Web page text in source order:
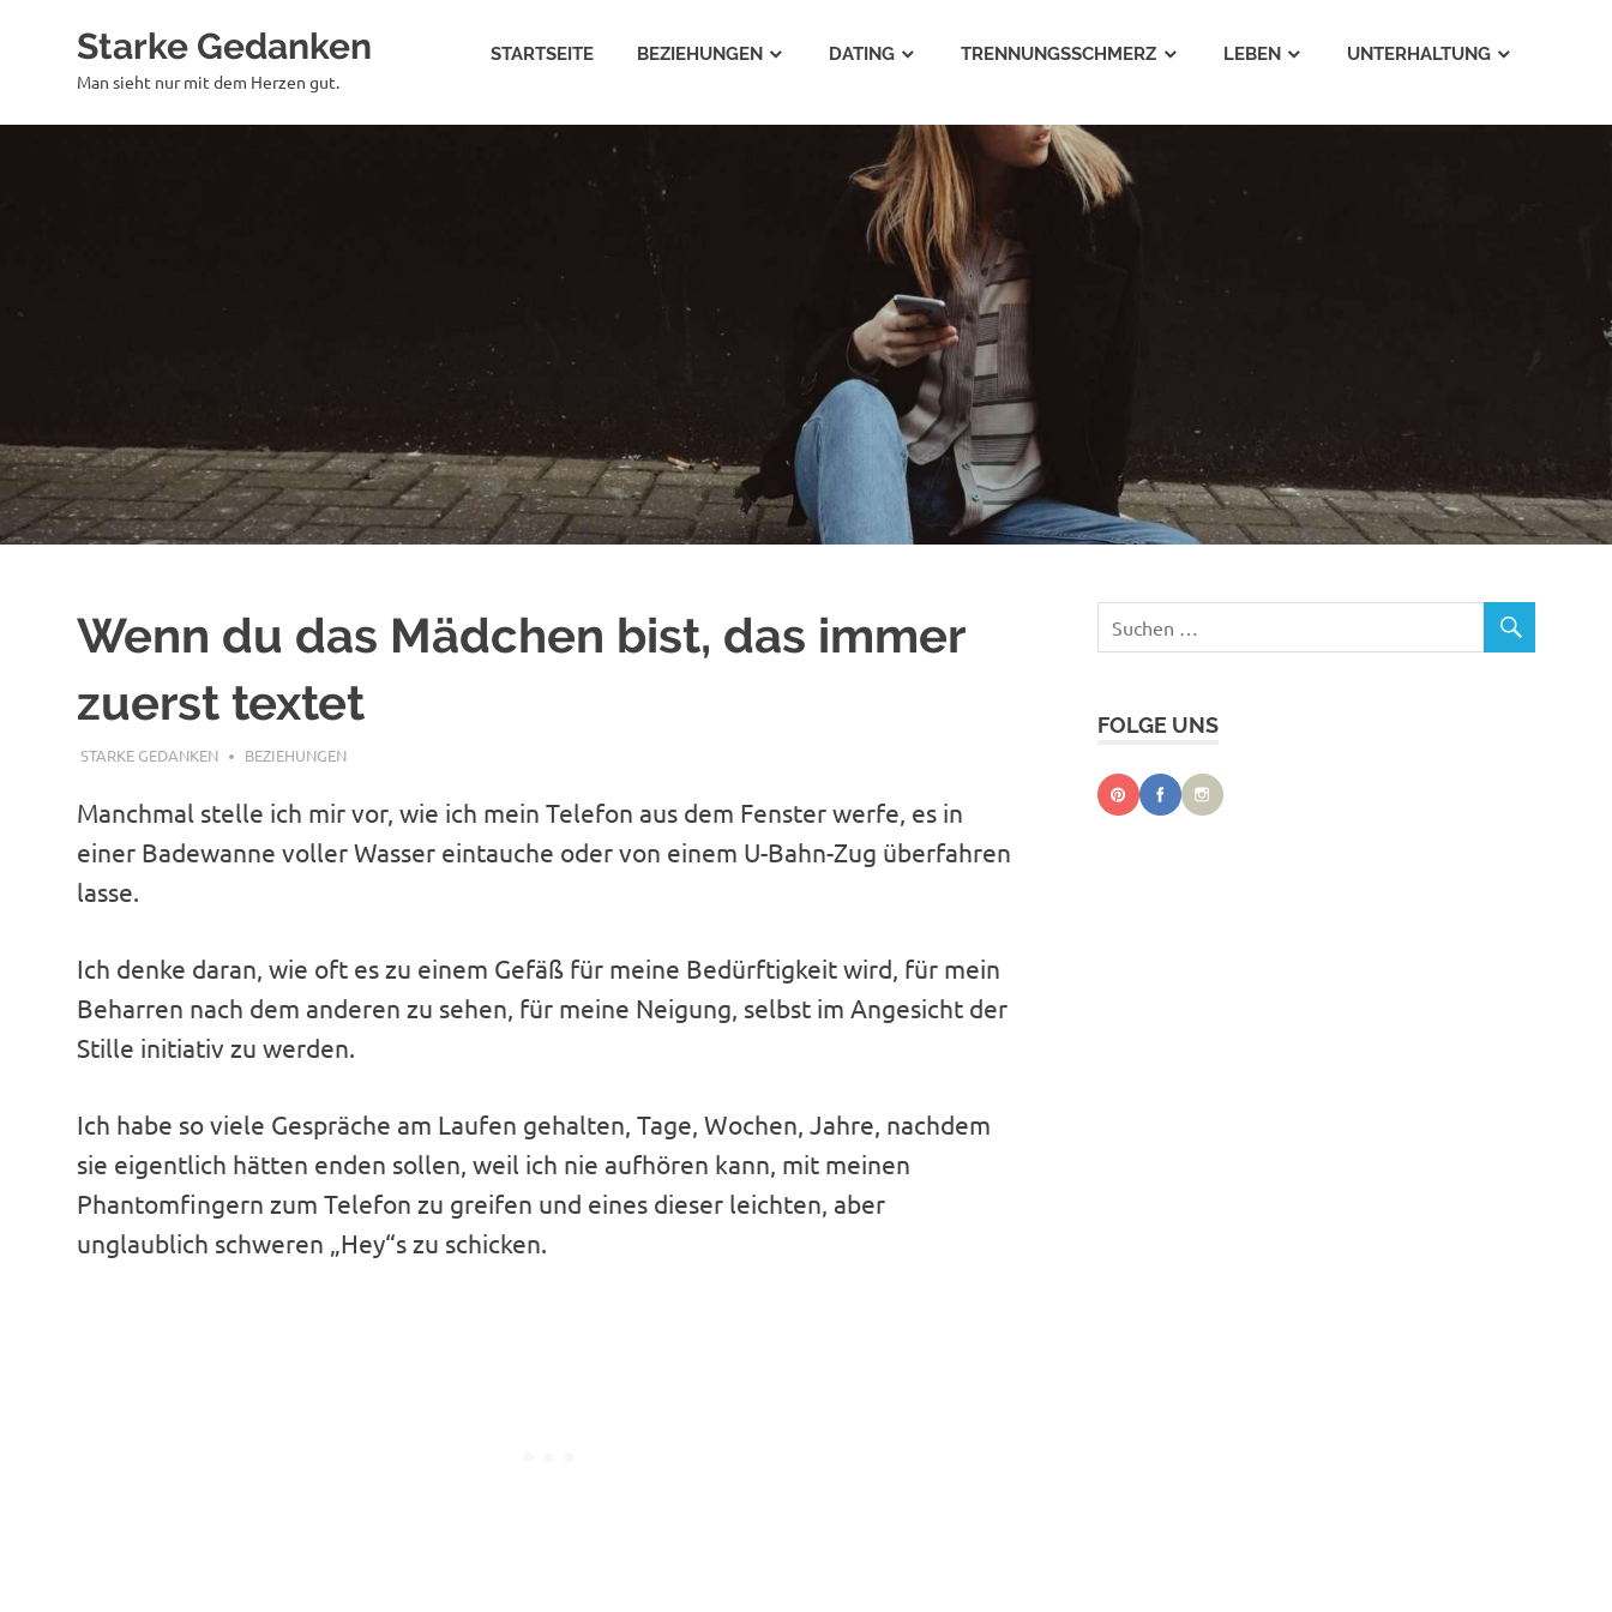
Starke Gedanken
Man sieht nur mit dem Herzen gut.
STARTSEITE BEZIEHUNGEN DATING TRENNUNGSSCHMERZ LEBEN UNTERHALTUNG
Wenn du das Mädchen bist, das immer
zuerst textet
JUNI 26, 2020
STARKE GEDANKEN BEZIEHUNGEN
Manchmal stelle ich mir vor, wie ich mein Telefon aus dem Fenster werfe, es in
einer Badewanne voller Wasser eintauche oder von einem U-Bahn-Zug überfahren
lasse.
Ich denke daran, wie oft es zu einem Gefäß für meine Bedürftigkeit wird, für mein
Beharren nach dem anderen zu sehen, für meine Neigung, selbst im Angesicht der
Stille initiativ zu werden.
Ich habe so viele Gespräche am Laufen gehalten, Tage, Wochen, Jahre, nachdem
sie eigentlich hätten enden sollen, weil ich nie aufhören kann, mit meinen
Phantomfingern zum Telefon zu greifen und eines dieser leichten, aber
unglaublich schweren „Hey“s zu schicken.
FOLGE UNS